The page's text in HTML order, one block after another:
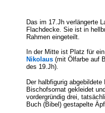
Das im 17.Jh verlängerte
Flachdecke. Sie ist in
Rahmen eingeteilt.
In der Mitte ist Platz für
Nikolaus(mit Ölfarbe auf
des 19.Jh).
Der halbfigurig
Bischofsornat gekleidet
vordergründig drei,
Buch (Bibel) gestapelte